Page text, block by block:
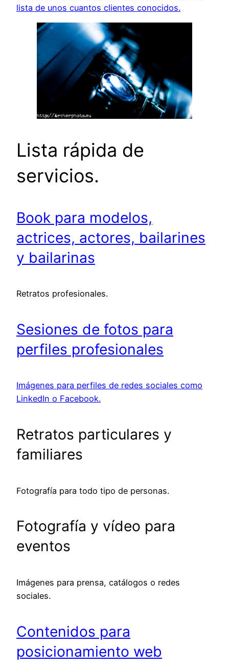
lista de unos cuantos clientes conocidos.
Lista rápida de
servicios.
Book para modelos,
actrices, actores, bailarines
y bailarinas
Retratos profesionales.
Sesiones de fotos para
perfiles profesionales
Imágenes para perfiles de redes sociales como
LinkedIn o Facebook.
Retratos particulares y
familiares
Fotografía para todo tipo de personas.
Fotografía y vídeo para
eventos
Imágenes para prensa, catálogos o redes
sociales.
Contenidos para
posicionamiento web